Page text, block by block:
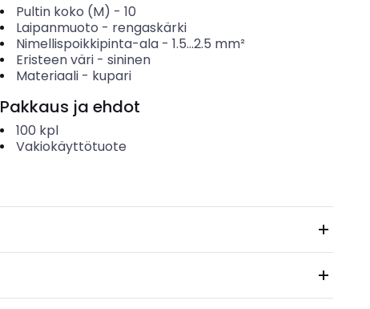
Pultin koko (M) - 10
Laipanmuoto - rengaskärki
Nimellispoikkipinta-ala- 1.5...2.5 mm²
Eristeen väri- sininen
Materiaali- kupari
Pakkaus ja ehdot
100 kpl
Vakiokäyttötuote